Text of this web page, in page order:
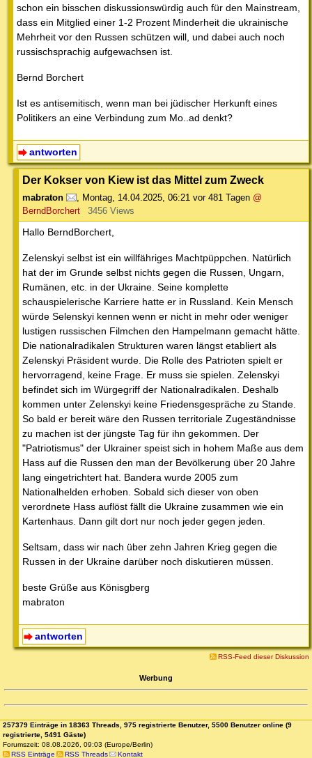
schon ein bisschen diskussionswürdig auch für den Mainstream,
dass ein Mitglied einer 1-2 Prozent Minderheit die ukrainische
Mehrheit vor den Russen schützen will, und dabei auch noch
russischsprachig aufgewachsen ist.
Bernd Borchert
Ist es antisemitisch, wenn man bei jüdischer Herkunft eines
Politikers an eine Verbindung zum Mo..ad denkt?
antworten
Der Kokser von Kiew ist das Mittel zum Zweck
mabraton , Montag, 14.04.2025, 06:21 vor 481 Tagen @
BerndBorchert
3456 Views
Hallo BerndBorchert,
Zelenskyi selbst ist ein willfähriges Machtpüppchen. Natürlich
hat der im Grunde selbst nichts gegen die Russen, Ungarn,
Rumänen, etc. in der Ukraine. Seine komplette
schauspielerische Karriere hatte er in Russland. Kein Mensch
würde Selenskyi kennen wenn er nicht in mehr oder weniger
lustigen russischen Filmchen den Hampelmann gemacht hätte.
Die nationalradikalen Strukturen waren längst etabliert als
Zelenskyi Präsident wurde. Die Rolle des Patrioten spielt er
hervorragend, keine Frage. Er muss sie spielen. Zelenskyi
befindet sich im Würgegriff der Nationalradikalen. Deshalb
kommen unter Zelenskyi keine Friedensgespräche zu Stande.
So bald er bereit wäre den Russen territoriale Zugeständnisse
zu machen ist der jüngste Tag für ihn gekommen. Der
"Patriotismus" der Ukrainer speist sich in hohem Maße aus dem
Hass auf die Russen den man der Bevölkerung über 20 Jahre
lang eingetrichtert hat. Bandera wurde 2005 zum
Nationalhelden erhoben. Sobald sich dieser von oben
verordnete Hass auflöst fällt die Ukraine zusammen wie ein
Kartenhaus. Dann gilt dort nur noch jeder gegen jeden.
Seltsam, dass wir nach über zehn Jahren Krieg gegen die
Russen in der Ukraine darüber noch diskutieren müssen.
beste Grüße aus Könisgberg
mabraton
antworten
RSS-Feed dieser Diskussion
Werbung
257379 Einträge in 18363 Threads, 975 registrierte Benutzer, 5500 Benutzer online (9
registrierte, 5491 Gäste)
Forumszeit: 08.08.2026, 09:03 (Europe/Berlin)
RSS Einträge
RSS Threads Kontakt